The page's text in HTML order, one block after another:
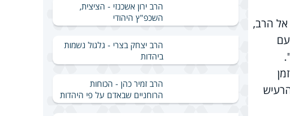
אל הרב,
הרב ירון אשכנזי - הציצית,
השכפ"ץ היהודי
הרב יצחק בצרי - גלגול נשמות
ביהדות
הרב זמיר כהן - הכוחות
הרוחניים שבאדם על פי היהדות